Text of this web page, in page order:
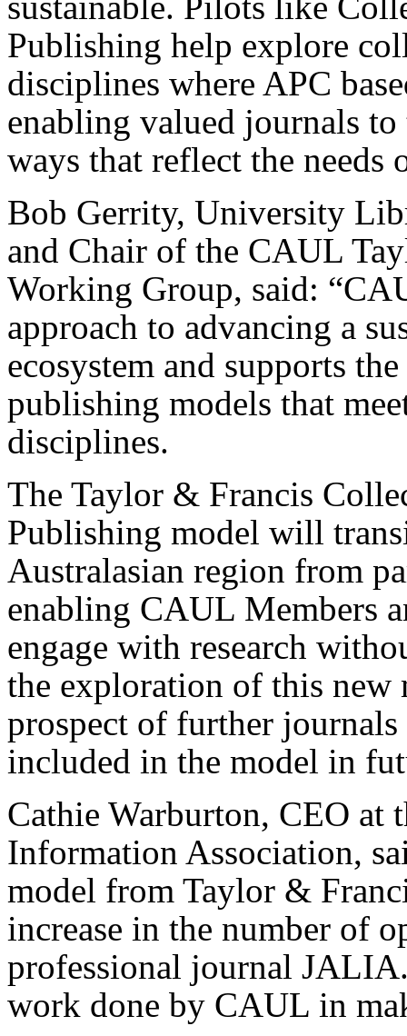
Publishing help explore
disciplines where APC
enabling valued journals
ways that reflect the needs
Bob Gerrity, University
and Chair of the CAUL
Working Group, said:
approach to advancing a
ecosystem and supports
publishing models that
disciplines.
The Taylor & Francis
Publishing model will
Australasian region from
enabling CAUL Members
engage with research
the exploration of this new
prospect of further
included in the model in
Cathie Warburton, CEO at
Information Association,
model from Taylor &
increase in the number of
professional journal
work done by CAUL in